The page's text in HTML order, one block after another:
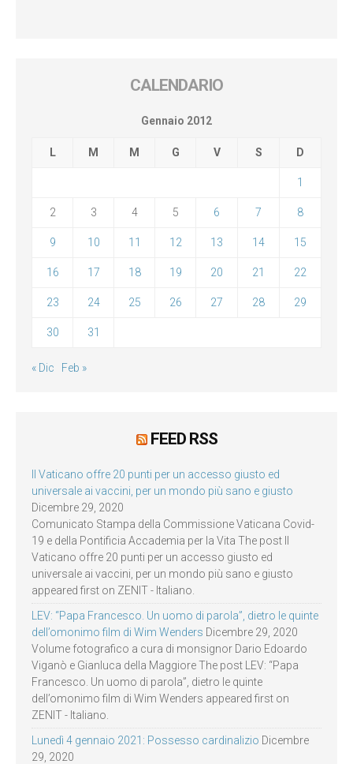
CALENDARIO
Gennaio 2012
L M M G V S D
1
2 3 4 5 6 7 8
9 10 11 12 13 14 15
16 17 18 19 20 21 22
23 24 25 26 27 28 29
30 31
« Dic Feb »
FEED RSS
Il Vaticano offre 20 punti per un accesso giusto ed
universale ai vaccini, per un mondo più sano e giusto
Dicembre 29, 2020
Comunicato Stampa della Commissione Vaticana Covid-
19 e della Pontificia Accademia per la Vita The post Il
Vaticano offre 20 punti per un accesso giusto ed
universale ai vaccini, per un mondo più sano e giusto
appeared first on ZENIT - Italiano.
LEV: “Papa Francesco. Un uomo di parola”, dietro le quinte
dell’omonimo film di Wim Wenders Dicembre 29, 2020
Volume fotografico a cura di monsignor Dario Edoardo
Viganò e Gianluca della Maggiore The post LEV: “Papa
Francesco. Un uomo di parola”, dietro le quinte
dell’omonimo film di Wim Wenders appeared first on
ZENIT - Italiano.
Lunedì 4 gennaio 2021: Possesso cardinalizio Dicembre
29, 2020